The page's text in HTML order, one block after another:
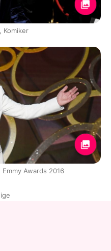
Komiker
Awards 2016